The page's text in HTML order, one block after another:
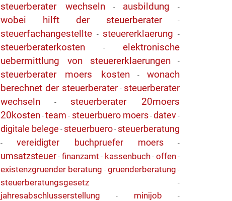
steuerberater wechseln- ausbildung -
wobei hilft der steuerberater-
steuerfachangestellte - steuererklaerung -
steuerberaterkosten - elektronische
uebermittlung von steuererklaerungen -
steuerberater moers kosten- wonach
berechnet der steuerberater- steuerberater
wechseln - steuerberater 20moers
20kosten-team - steuerbuero moers-datev-
digitale belege - steuerbuero- steuerberatung
-vereidigter buchpruefer moers-
umsatzsteuer- finanzamt - kassenbuch- offen-
existenzgruender beratung -gruenderberatung -
steuerberatungsgesetz -
jahresabschlusserstellung - minijob -